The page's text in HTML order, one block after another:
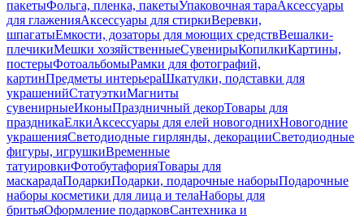
пакетыФольга, пленка, пакетыУпаковочная тараАксессуары
для глаженияАксессуары для стиркиВеревки,
шпагатыЕмкости, дозаторы для моющих средствВешалки-
плечикиМешки хозяйственныеСувенирыКопилкиКартины,
постерыФотоальбомыРамки для фотографий,
картинПредметы интерьераШкатулки, подставки для
украшенийСтатуэткиМагниты
сувенирныеИконыПраздничный декорТовары для
праздникаЕлкиАксессуары для елей новогоднихНовогодние
украшенияСветодиодные гирлянды, декорацииСветодиодные
фигуры, игрушкиВременные
татуировкиФотобутафорияТовары для
маскарадаПодаркиПодарки, подарочные наборыПодарочные
наборы косметики для лица и телаНаборы для
бритьяОформление подарковСантехника и